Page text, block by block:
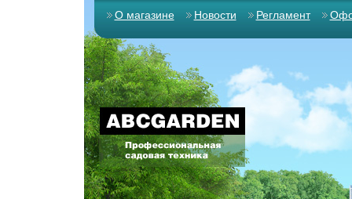
О магазине Новости Регламент